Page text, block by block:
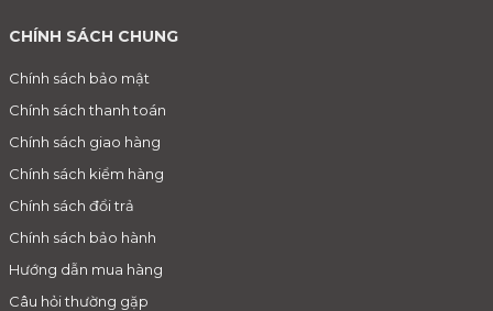
CHÍNH SÁCH CHUNG
Chính sách bảo mật
Chính sách thanh toán
Chính sách giao hàng
Chính sách kiểm hàng
Chính sách đổi trả
Chính sách bảo hành
Hướng dẫn mua hàng
Câu hỏi thường gặp